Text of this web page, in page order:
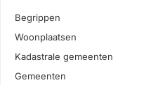
Begrippen
Woonplaatsen
Kadastrale gemeenten
Gemeenten